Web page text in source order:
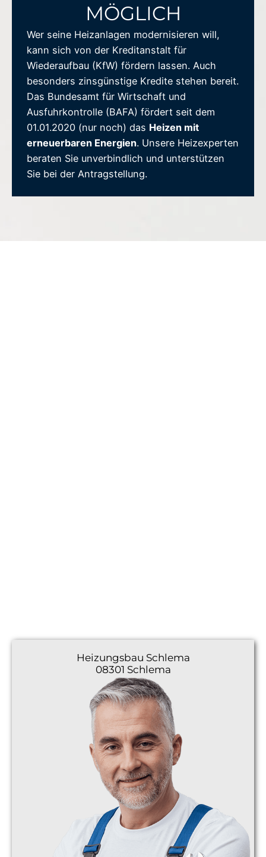
MÖGLICH
Wer seine Heizanlagen modernisieren will,
kann sich von der Kreditanstalt für
Wiederaufbau (KfW) fördern lassen. Auch
besonders zinsgünstige Kredite stehen bereit.
Das Bundesamt für Wirtschaft und
Ausfuhrkontrolle (BAFA) fördert seit dem
01.01.2020 (nur noch) das Heizen mit
erneuerbaren Energien. Unsere Heizexperten
beraten Sie unverbindlich und unterstützen
Sie bei der Antragstellung.
Heizungsbau Schlema
08301 Schlema